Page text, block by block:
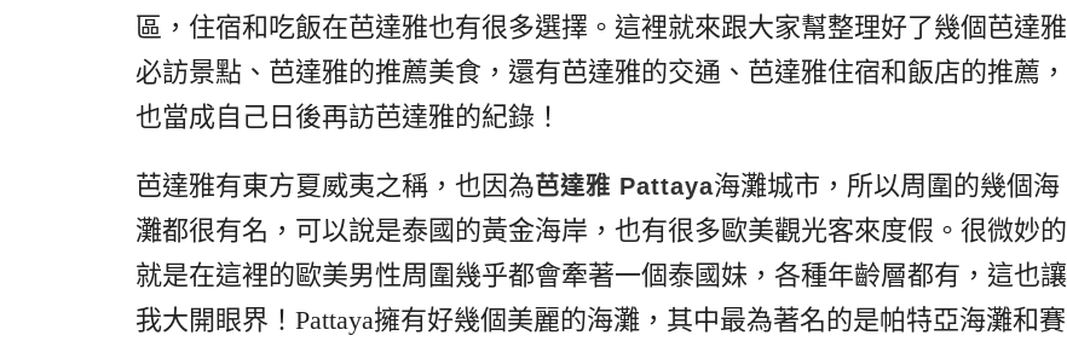
區，住宿和吃飯在芭達雅也有很多選擇。這裡就來跟大家幫整理好了幾個芭達雅
必訪景點、芭達雅的推薦美食，還有芭達雅的交通、芭達雅住宿和飯店的推薦，
也當成自己日後再訪芭達雅的紀錄！
芭達雅有東方夏威夷之稱，也因為芭達雅 Pattaya海灘城市，所以周圍的幾個海
灘都很有名，可以說是泰國的黃金海岸，也有很多歐美觀光客來度假。很微妙的
就是在這裡的歐美男性周圍幾乎都會牽著一個泰國妹，各種年齡層都有，這也讓
我大開眼界！Pattaya擁有好幾個美麗的海灘，其中最為著名的是帕特亞海灘和賽